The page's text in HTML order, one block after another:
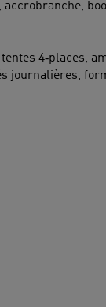
accrobranche,
4‑places,
journalières,